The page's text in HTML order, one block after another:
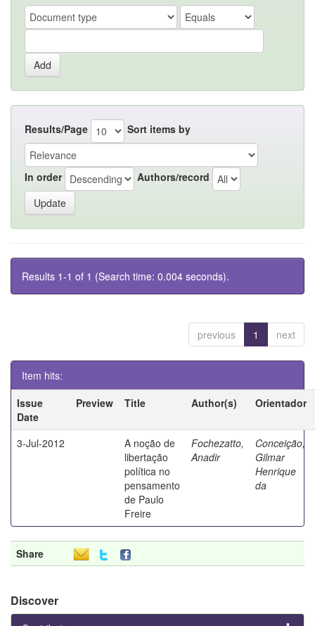
Results/Page Sort items by
In order Authors/record
Results 1-1 of 1 (Search time: 0.004 seconds).
previous 1 next
Item hits:
Issue
Date
Preview Title Author(s) Orientador
3-Jul-2012
A noção de
libertação
política no
pensamento
de Paulo
Freire
Fochezatto,
Anadir
Conceição,
Gilmar
Henrique
da
Share
Discover